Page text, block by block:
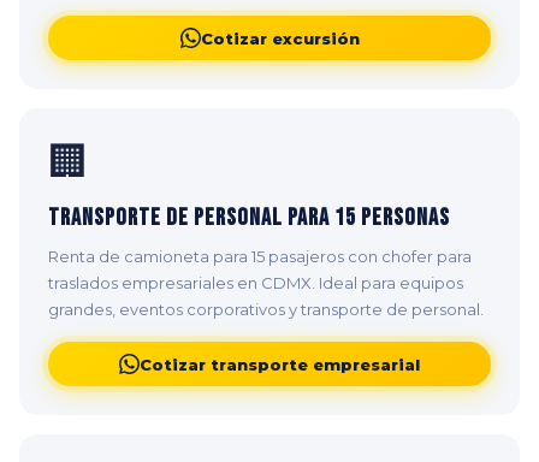
Cotizar excursión
🏢
Transporte de Personal para 15 Personas
Renta de camioneta para 15 pasajeros con chofer para
traslados empresariales en CDMX. Ideal para equipos
grandes, eventos corporativos y transporte de personal.
Cotizar transporte empresarial